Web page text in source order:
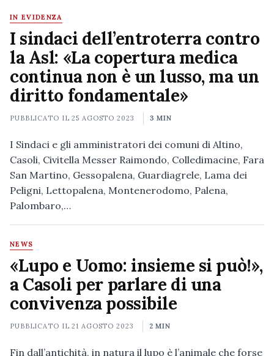
IN EVIDENZA
I sindaci dell’entroterra contro
la Asl: «La copertura medica
continua non è un lusso, ma un
diritto fondamentale»
PUBBLICATO IL25 AGOSTO 2023 3 MIN
I Sindaci e gli amministratori dei comuni di Altino,
Casoli, Civitella Messer Raimondo, Colledimacine, Fara
San Martino, Gessopalena, Guardiagrele, Lama dei
Peligni, Lettopalena, Montenerodomo, Palena,
Palombaro,…
NEWS
«Lupo e Uomo: insieme si può!»,
a Casoli per parlare di una
convivenza possibile
PUBBLICATO IL21 AGOSTO 2023 2 MIN
Fin dall’antichità, in natura il lupo è l’animale che forse